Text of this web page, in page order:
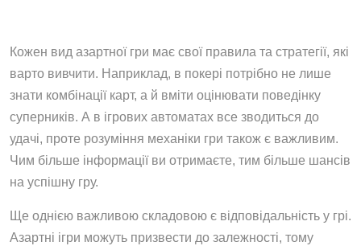
Кожен вид азартної гри має свої правила та стратегії, які
варто вивчити. Наприклад, в покері потрібно не лише
знати комбінації карт, а й вміти оцінювати поведінку
суперників. А в ігрових автоматах все зводиться до
удачі, проте розуміння механіки гри також є важливим.
Чим більше інформації ви отримаєте, тим більше шансів
на успішну гру.
Ще однією важливою складовою є відповідальність у грі.
Азартні ігри можуть призвести до залежності, тому